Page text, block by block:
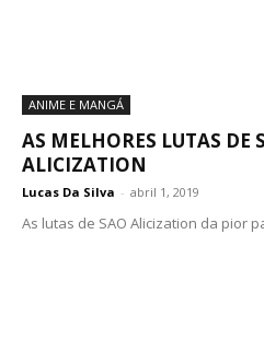
ANIME E MANGÁ
AS MELHORES LUTAS DE
ALICIZATION
Lucas Da Silva - abril 1, 2019
As lutas de SAO Alicization da pior